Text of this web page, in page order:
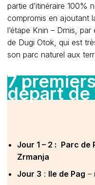
partie d’itinéraire 100%
compromis en ajoutant
l’étape Knin – Drnis,
de Dugi Otok, qui est
son parc naturel aux
7
départ
Jour 1 – 2 : Parc de
Zrmanja
Jour 3 : Ile de Pag –